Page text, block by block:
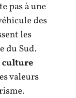
pas à une
des
les
du Sud.
culture
valeurs